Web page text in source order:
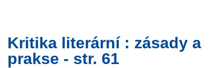
Kritika literární : zásady a
prakse - str. 61